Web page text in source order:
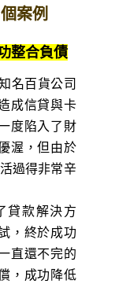
案例
整合負債
名百貨公司
成信貸與卡
度陷入了財
渥，但由於
過得非常辛
貸款解決方
，終於成功
直還不完的
，成功降低